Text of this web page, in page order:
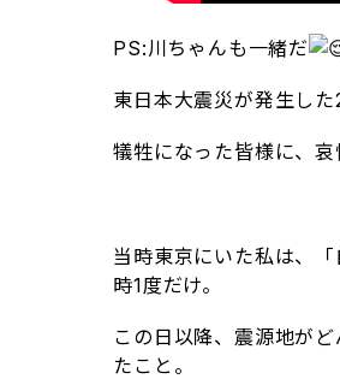
PS:川ちゃんも一緒だ
東日本大震災が発生した
犠牲になった皆様に、哀
当時東京にいた私は、
時1度だけ。
この日以降、震源地が
たこと。